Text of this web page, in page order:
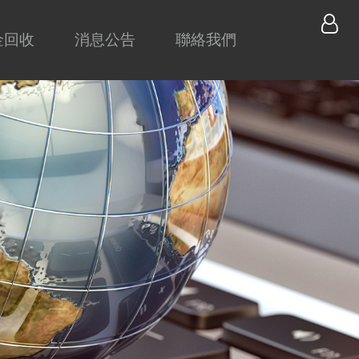
回收 消息公告 聯絡我們